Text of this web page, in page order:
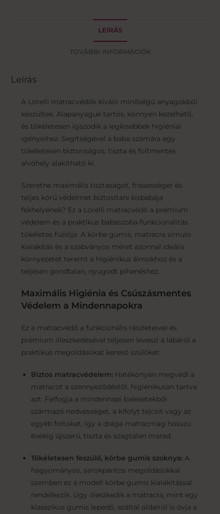
LEÍRÁS
TOVÁBBI INFORMÁCIÓK
Leírás
A Lorelli matracvédők kiváló minőségű anyagokból
készültek. Alapanyaguk tartós, könnyen kezelhető,
és tökéletesen igazodik a legkisebbek higiéniai
igényeihez. Segítségével a baba számára egy
tökéletesen biztonságos, tiszta és foltmentes
alvóhely alakítható ki.
Szeretne maximális tisztaságot, frissességet és
teljes körű védelmet biztosítani kisbabája
fekhelyének? Ez a Lorelli matracvédő a prémium
védelem és a praktikus babaszoba-funkcionalitás
tökéletes fúziója. A körbe gumis, matracra simuló
kialakítás és a szabványos méret azonnal ideális
környezetet teremt a higiénikus álmokhoz és a
teljesen gondtalan, nyugodt pihenéshez.
Maximális Higiénia és Csúszásmentes
Védelem a Mindennapokra
Ez a matracvédő a funkcionális részleteivel és
prémium illeszkedésével teljesen leveszi a lábáról a
praktikus megoldásokat kereső szülőket:
Biztos matracvédelem:Hatékonyan megvédi a
matracot a szennyeződéstől, higiénikusan tartva
azt. Felfogja a mindennapi balesetekből
származó nedvességet, a kifolyt tejcsit vagy az
egyéb foltokat, így a drága matracmag hosszú
évekig újszerű, tiszta és szagtalan marad.
Tökéletesen feszülő, körbe gumis szoknya:A
hagyományos, sarokpántos megoldásokkal
szemben ez a modell körbe gumis kialakítással
rendelkezik. Úgy illeszkedik a matracra, mint egy
klasszikus gumis lepedő, ezáltal oldalról is óvja a